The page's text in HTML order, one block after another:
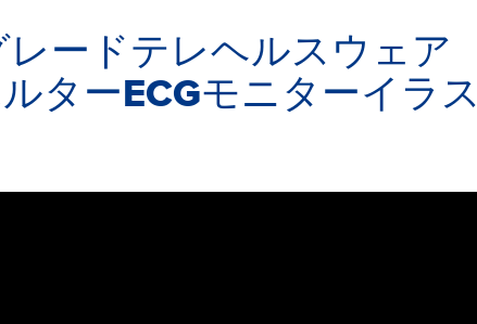
レードテレヘルスウェア
ターECGモニターイラス